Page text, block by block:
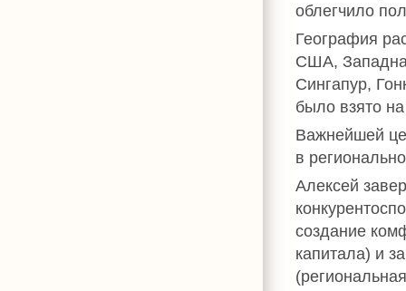
облегчило
География
США,
Сингапур,
было взято
Важнейшей
в
Алексей
создание
капитала) и